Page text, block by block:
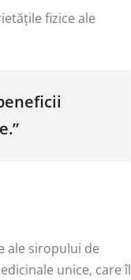
fizice ale
ale siropului de
unice, care îl